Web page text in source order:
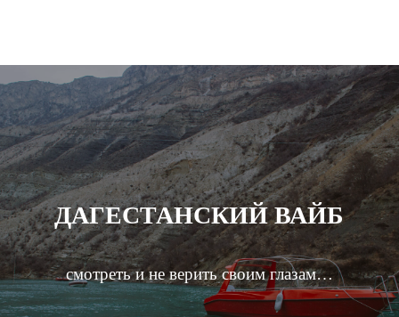
ДАГЕСТАНСКИЙ ВАЙБ
смотреть и не верить своим глазам…